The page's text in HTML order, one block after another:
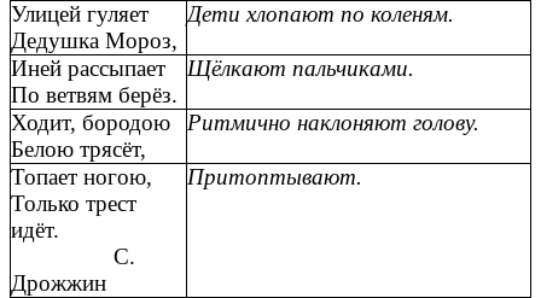
Улицей гуляет
Дедушка Мороз,
Дети хлопают по коленям.
Иней рассыпает
По ветвям берёз.
Щёлкают пальчиками.
Ходит, бородою
Белою трясёт,
Ритмично наклоняют голову.
Топает ногою,
Только трест
идёт.
С.
Дрожжин
Притоптывают.